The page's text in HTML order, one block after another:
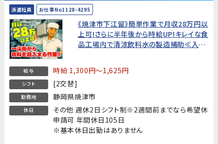
派遣社員 お仕事No1128-4295
《焼津市下江留》簡単作業で月収28万円以
上可!さらに半年後から時給UP!キレイな食
品工場内で清涼飲料水の製造補助≪入社
給与 時給 1,300円～1,625円
シフト [2交替]
勤務地 静岡県焼津市
休日
その他 週休2日シフト制※2週間前までなら希望休
申請可 年間休日105日
※基本休日出勤はありません